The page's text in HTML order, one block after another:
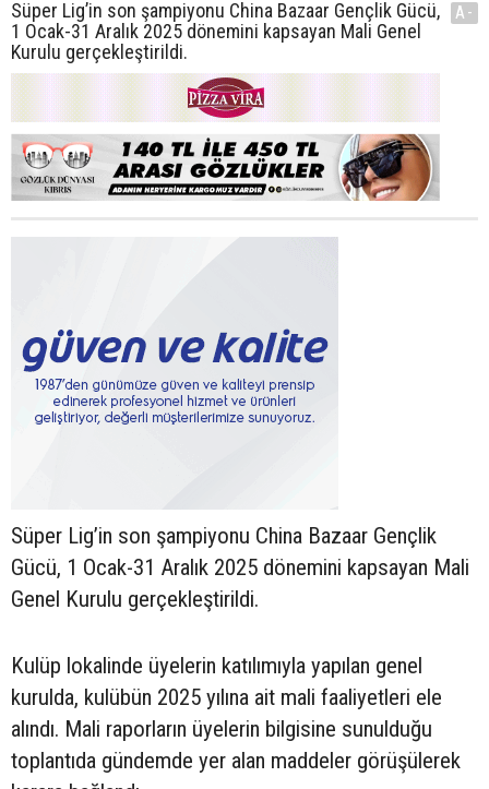
Süper Lig’in son şampiyonu China Bazaar Gençlik Gücü,
1 Ocak-31 Aralık 2025 dönemini kapsayan Mali Genel
Kurulu gerçekleştirildi.
A-
Süper Lig’in son şampiyonu China Bazaar Gençlik
Gücü, 1 Ocak-31 Aralık 2025 dönemini kapsayan Mali
Genel Kurulu gerçekleştirildi.
Kulüp lokalinde üyelerin katılımıyla yapılan genel
kurulda, kulübün 2025 yılına ait mali faaliyetleri ele
alındı. Mali raporların üyelerin bilgisine sunulduğu
toplantıda gündemde yer alan maddeler görüşülerek